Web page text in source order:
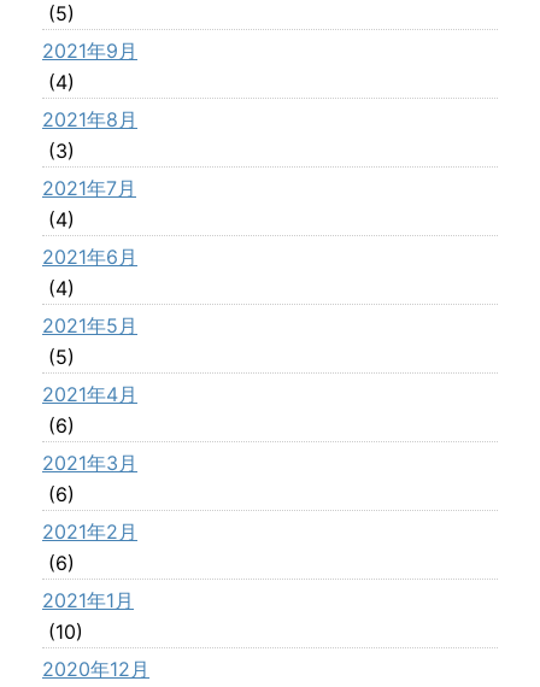
(5)
2021年9月
(4)
2021年8月
(3)
2021年7月
(4)
2021年6月
(4)
2021年5月
(5)
2021年4月
(6)
2021年3月
(6)
2021年2月
(6)
2021年1月
(10)
2020年12月